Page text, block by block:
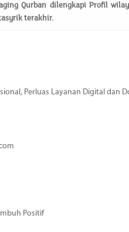
Qurban dilengkapi Profil
terakhir.
Perluas Layanan Digital dan
Positif